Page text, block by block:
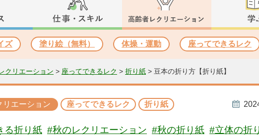
ズ 塗り絵（無料） 体操・運動 座ってできるレク
クリエーション > 座ってできるレク > 折り紙 > 豆本の折り方【折り紙】
リエーション 座ってできるレク 折り紙
る折り紙 #秋のレクリエーション #秋の折り紙 #立体の折